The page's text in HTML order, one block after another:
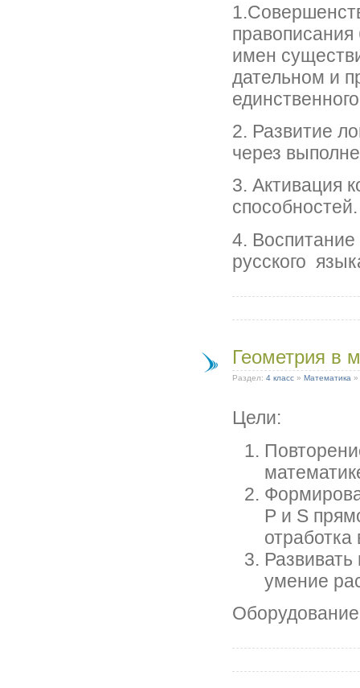
имен
дательном и
2. Развитие
через
3. Активация
способностей.
4.
русского
Геометрия в
Раздел: 4 класс » Математика »
Цели:
Р и S
умение